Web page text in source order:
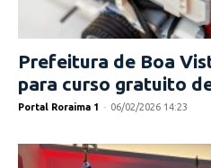
Prefeitura de Boa
para curso gratuito
Portal Roraima 1 - 06/02/2026 14:23